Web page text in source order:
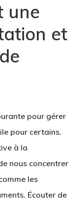
une
et
pour gérer
pour certains.
à la
nous concentrer
les
Écouter de